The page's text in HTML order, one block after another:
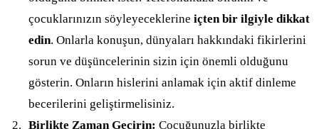
çocuklarınızın söyleyeceklerine içten bir ilgiyle dikkat
edin. Onlarla konuşun, dünyaları hakkındaki fikirlerini
sorun ve düşüncelerinin sizin için önemli olduğunu
gösterin. Onların hislerini anlamak için aktif dinleme
becerilerini geliştirmelisiniz.
Birlikte Zaman Geçirin: Çocuğunuzla birlikte